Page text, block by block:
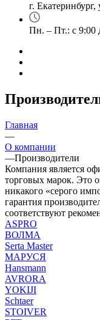
г.
Пн. – Пт.: с 9:00
Главная
—
О компании
—Производители
Компания является
торговых марок. Это
никакого «серого
гарантия
соответствуют
ASPRO
ВОЛМА
Serta Master
МАРУСЯ
Hansmann
AVRORA
YOKIJI
Schtaer
STOIVER